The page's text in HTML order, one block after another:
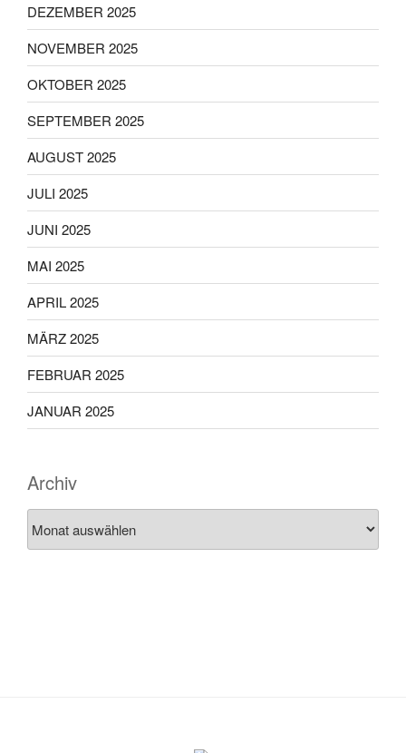
DEZEMBER 2025
NOVEMBER 2025
OKTOBER 2025
SEPTEMBER 2025
AUGUST 2025
JULI 2025
JUNI 2025
MAI 2025
APRIL 2025
MÄRZ 2025
FEBRUAR 2025
JANUAR 2025
Archiv